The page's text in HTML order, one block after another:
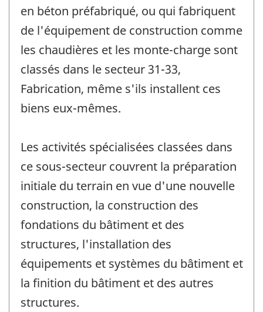
en béton préfabriqué, ou qui fabriquent
de l'équipement de construction comme
les chaudières et les monte-charge sont
classés dans le secteur 31-33,
Fabrication, même s'ils installent ces
biens eux-mêmes.
Les activités spécialisées classées dans
ce sous-secteur couvrent la préparation
initiale du terrain en vue d'une nouvelle
construction, la construction des
fondations du bâtiment et des
structures, l'installation des
équipements et systèmes du bâtiment et
la finition du bâtiment et des autres
structures.